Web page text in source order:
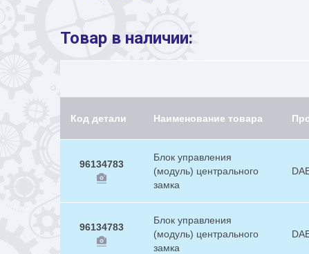
Товар в наличии:
Код детали Наименование товара
96134783
Блок управления
(модуль) центрального
замка
96134783
Блок управления
(модуль) центрального
замка